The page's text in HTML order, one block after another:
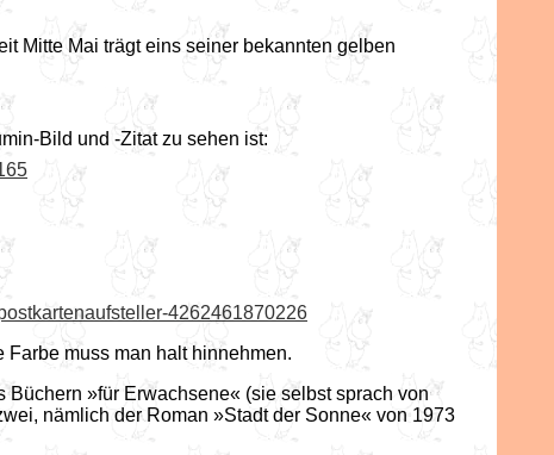
Mitte Mai trägt eins seiner bekannten gelben
Bild und -Zitat zu sehen ist:
4262461870226
muss man halt hinnehmen.
»für Erwachsene« (sie selbst sprach von
nämlich der Roman »Stadt der Sonne« von 1973